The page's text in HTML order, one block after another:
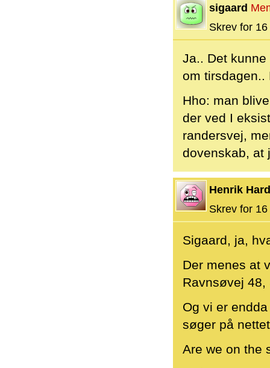
sigaard
Skrev for
Ja.. Det
om tirsdagen..
Hho: man
der ved I
randersvej,
dovenskab, at
Henrik
Skrev for
Sigaard, ja,
Der menes at
Ravnsøvej 48,
Og vi er
søger på
Are we on the